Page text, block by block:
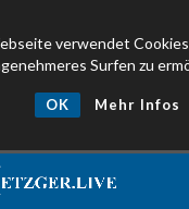
verwendet
Surfen zu
OK Mehr Infos